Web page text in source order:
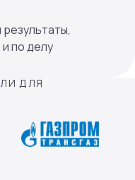
по делу
ДЛЯ